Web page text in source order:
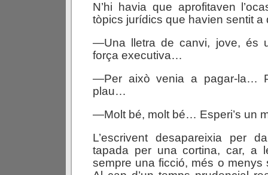
N’hi havia que aprofitaven
tòpics jurídics que havien sentit a
—Una lletra de canvi, jove, és
força executiva…
—Per això venia a pagar-la…
plau…
—Molt bé, molt bé… Esperi’s un
L’escrivent desapareixia per
tapada per una cortina, car, a
sempre una ficció, més o menys